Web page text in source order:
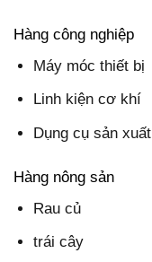
Hàng công nghiệp
Máy móc thiết bị
Linh kiện cơ khí
Dụng cụ sản xuất
Hàng nông sản
Rau củ
trái cây